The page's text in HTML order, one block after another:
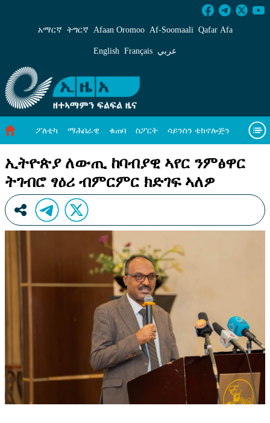
ኢትዮጵያ ለውጢ ከባብያዊ ኣየር ንምፅዋር ትገብሮ
አማርኛ ትግርኛ Afaan Oromoo Af‑Soomaali Qafar Afa
English Français عربي
ፖለቲካ ማሕበራዊ ቁጠባ ስፖርት ሳይንስን ቴክኖሎጅን
ኢትዮጵያ ለውጢ ከባብያዊ ኣየር ንምፅዋር
ትገብሮ ፃዕሪ ብምርምር ክድገፍ ኣለዎ